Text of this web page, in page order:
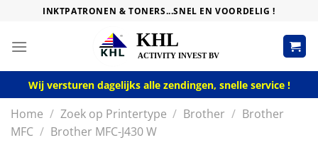
content
INKTPATRONEN & TONERS...SNEL EN VOORDELIG !
Wij versturen dagelijks alle zendingen, snelle service !
Home / Zoek op Printertype / Brother / Brother
MFC / Brother MFC-J430 W